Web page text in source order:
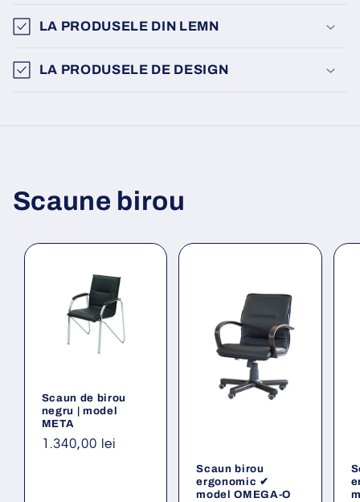
LA PRODUSELE DIN LEMN
LA PRODUSELE DE DESIGN
Scaune birou
Scaun de birou
negru | model
META
Preț
1.340,00 lei
Scaun birou
ergonomic ✔
model OMEGA-O